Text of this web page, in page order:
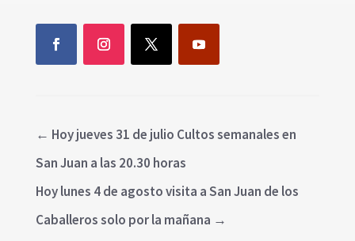
← Hoy jueves 31 de julio Cultos semanales en
San Juan a las 20.30 horas
Hoy lunes 4 de agosto visita a San Juan de los
Caballeros solo por la mañana →